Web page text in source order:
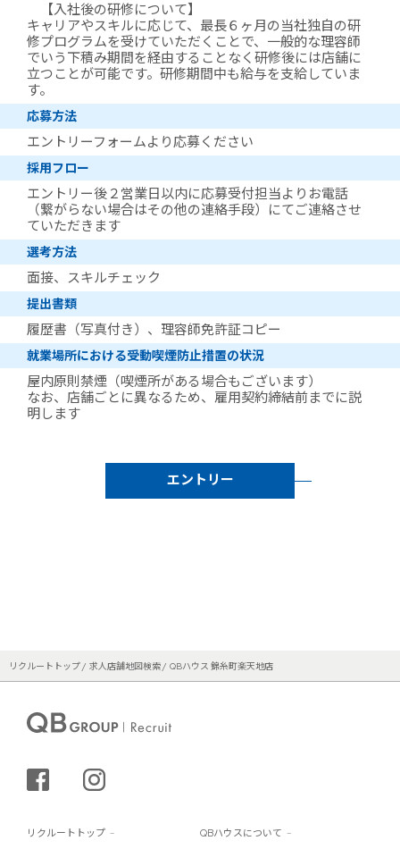
【入社後の研修について】
キャリアやスキルに応じて、最長６ヶ月の当社独自の研
修プログラムを受けていただくことで、一般的な理容師
でいう下積み期間を経由することなく研修後には店舗に
立つことが可能です。研修期間中も給与を支給していま
す。
応募方法
エントリーフォームより応募ください
採用フロー
エントリー後２営業日以内に応募受付担当よりお電話
（繋がらない場合はその他の連絡手段）にてご連絡させ
ていただきます
選考方法
面接、スキルチェック
提出書類
履歴書（写真付き）、理容師免許証コピー
就業場所における受動喫煙防止措置の状況
屋内原則禁煙（喫煙所がある場合もございます）
なお、店舗ごとに異なるため、雇用契約締結前までに説
明します
エントリー
リクルートトップ 求人店舗地図検索 QBハウス 錦糸町楽天地店
シェアする
リクルートトップ QBハウスについて